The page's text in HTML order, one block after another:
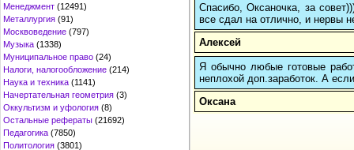
Менеджмент (12491)
Металлургия (91)
Москвоведение (797)
Музыка (1338)
Муниципальное право (24)
Налоги, налогообложение (214)
Наука и техника (1141)
Начертательная геометрия (3)
Оккультизм и уфология (8)
Остальные рефераты (21692)
Педагогика (7850)
Политология (3801)
Спасибо, Оксаночка, за
все сдал на отлично, и нервы
Алексей
Я обычно любые готовые
неплохой доп.заработок. А
Оксана